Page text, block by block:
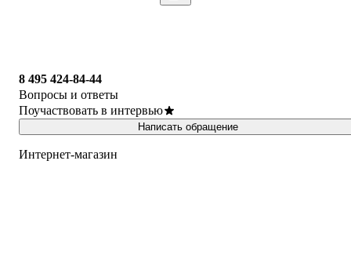
8 495 424-84-44
Вопросы и ответы
Поучаствовать в интервью
Написать обращение
Интернет-магазин